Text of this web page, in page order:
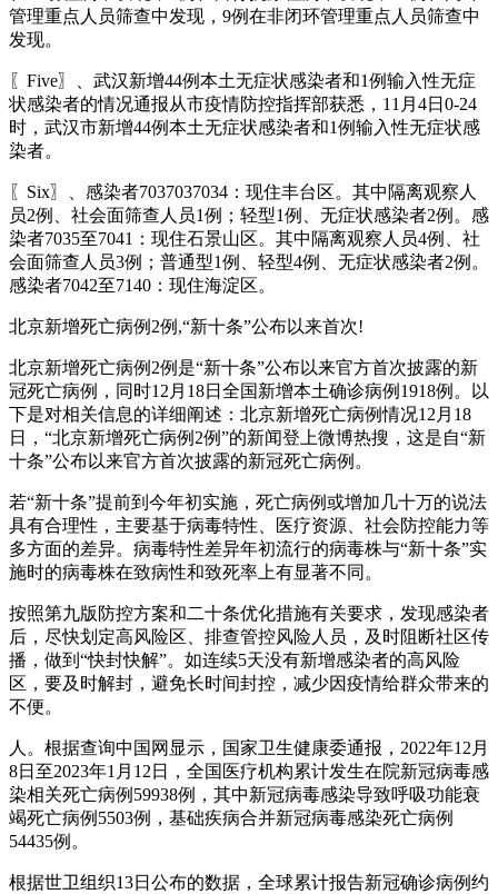
管理重点人员筛查中发现，9例在非闭环管理重点人员筛查中
发现。
〖Five〗、武汉新增44例本土无症状感染者和1例输入性无症
状感染者的情况通报从市疫情防控指挥部获悉，11月4日0-24
时，武汉市新增44例本土无症状感染者和1例输入性无症状感
染者。
〖Six〗、感染者7037037034：现住丰台区。其中隔离观察人
员2例、社会面筛查人员1例；轻型1例、无症状感染者2例。感
染者7035至7041：现住石景山区。其中隔离观察人员4例、社
会面筛查人员3例；普通型1例、轻型4例、无症状感染者2例。
感染者7042至7140：现住海淀区。
北京新增死亡病例2例,“新十条”公布以来首次!
北京新增死亡病例2例是“新十条”公布以来官方首次披露的新
冠死亡病例，同时12月18日全国新增本土确诊病例1918例。以
下是对相关信息的详细阐述：北京新增死亡病例情况12月18
日，“北京新增死亡病例2例”的新闻登上微博热搜，这是自“新
十条”公布以来官方首次披露的新冠死亡病例。
若“新十条”提前到今年初实施，死亡病例或增加几十万的说法
具有合理性，主要基于病毒特性、医疗资源、社会防控能力等
多方面的差异。病毒特性差异年初流行的病毒株与“新十条”实
施时的病毒株在致病性和致死率上有显著不同。
按照第九版防控方案和二十条优化措施有关要求，发现感染者
后，尽快划定高风险区、排查管控风险人员，及时阻断社区传
播，做到“快封快解”。如连续5天没有新增感染者的高风险
区，要及时解封，避免长时间封控，减少因疫情给群众带来的
不便。
人。根据查询中国网显示，国家卫生健康委通报，2022年12月
8日至2023年1月12日，全国医疗机构累计发生在院新冠病毒感
染相关死亡病例59938例，其中新冠病毒感染导致呼吸功能衰
竭死亡病例5503例，基础疾病合并新冠病毒感染死亡病例
54435例。
根据世卫组织13日公布的数据，全球累计报告新冠确诊病例约